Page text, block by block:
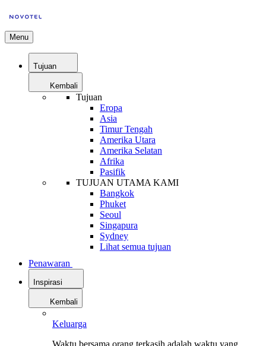
Menu
Tujuan
Kembali
Tujuan
Eropa
Asia
Timur Tengah
Amerika Utara
Amerika Selatan
Afrika
Pasifik
TUJUAN UTAMA KAMI
Bangkok
Phuket
Seoul
Singapura
Sydney
Lihat semua tujuan
Penawaran
Inspirasi
Kembali
Keluarga
Waktu bersama orang terkasih adalah waktu yang